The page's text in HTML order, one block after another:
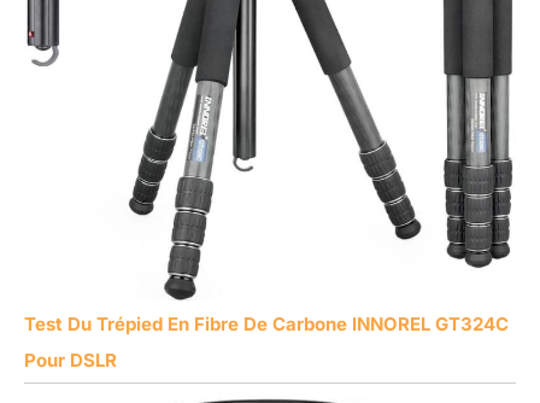
Test Du Trépied En Fibre De Carbone INNOREL GT324C
Pour DSLR